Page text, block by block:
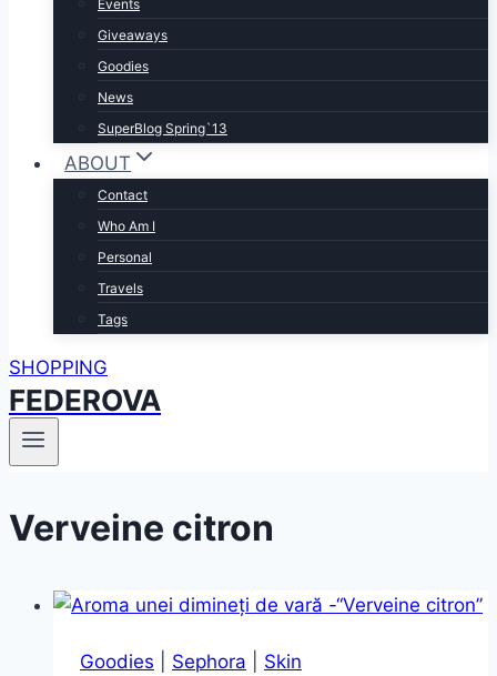
Events
Giveaways
Goodies
News
SuperBlog Spring`13
ABOUT
Contact
Who Am I
Personal
Travels
Tags
SHOPPING
FEDEROVA
Verveine citron
Goodies Sephora Skin